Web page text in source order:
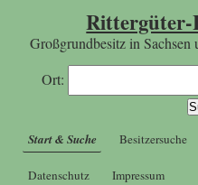
Rittergüter-
Großgrundbesitz in Sachsen
Ort:
Start & Suche Besitzersuche
Datenschutz Impressum